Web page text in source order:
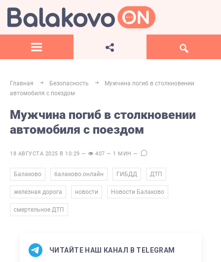
Главная Безопасность
Мужчина погиб в столкновении
автомобиля с поездом
Мужчина погиб в столкновении
автомобиля с поездом
18 АВГУСТА 2025 В 10:29 — 👁 407 — 1 МИН —
Балаково балаково.онлайн ГИБДД ДТП
железная дорога новости Новости Балаково
смертельное ДТП
ЧИТАЙТЕ НАШ КАНАЛ В TELEGRAM